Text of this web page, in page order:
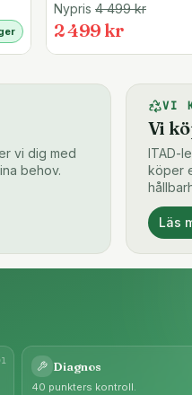
Nypris 4 499kr
2 499 kr
vi dig med
behov.
VI
Vi
ITAD-
köper
Läs
1 Diagnos
40 punkters kontroll.